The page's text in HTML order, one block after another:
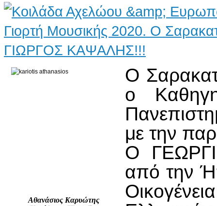
Αθανάσιος Καρυώτης
Ο
ο
με την
Ο
από την